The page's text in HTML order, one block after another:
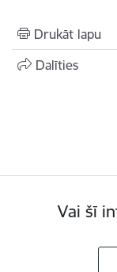
Drukāt lapu
Dalīties
Vai šī